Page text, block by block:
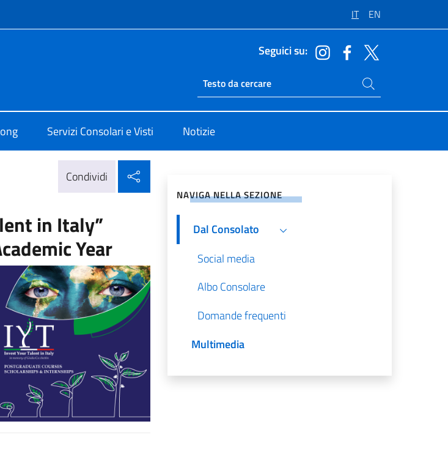
IT EN
Seguici su:
Ricerca sito live
Cerca nel sito
Servizi Consolari e Visti Notizie
Condividi
in Italy”
Year
NAVIGA NELLA SEZIONE
Dal Consolato
Social media
Albo Consolare
Domande frequenti
Multimedia